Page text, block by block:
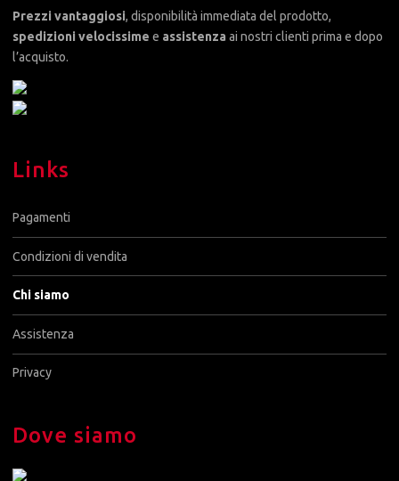
Prezzi vantaggiosi, disponibilità immediata del prodotto,
spedizioni velocissime e assistenza ai nostri clienti prima e dopo
l’acquisto.
Links
Pagamenti
Condizioni di vendita
Chi siamo
Assistenza
Privacy
Dove siamo